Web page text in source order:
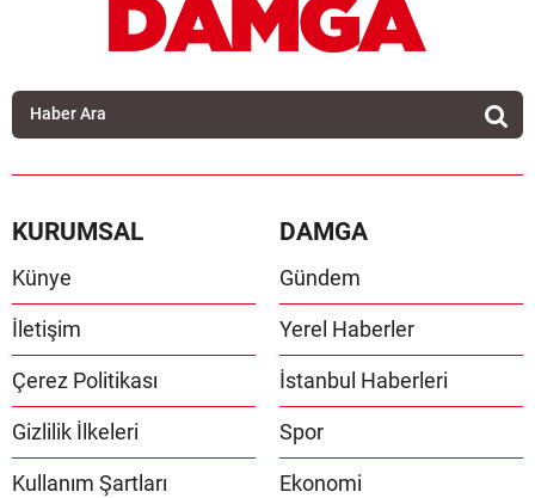
KURUMSAL
Künye
İletişim
Çerez Politikası
Gizlilik İlkeleri
Kullanım Şartları
DAMGA
Gündem
Yerel Haberler
İstanbul Haberleri
Spor
Ekonomi